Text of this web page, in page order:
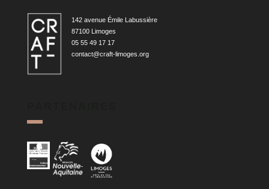
142 avenue Émile Labussière
87100 Limoges
05 55 49 17 17
contact@craft-limoges.org